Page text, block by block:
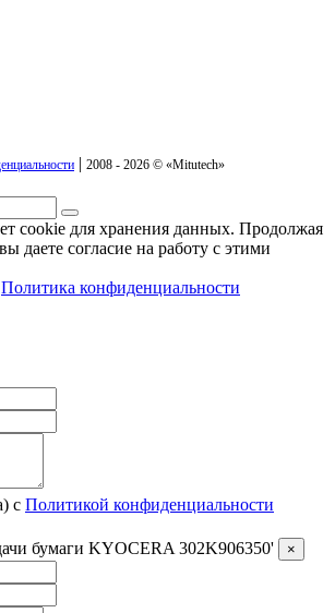
| 2008 - 2026 © «Mitutech»
cookie для хранения данных. Продолжая
даете согласие на работу с этими
Политика конфиденциальности
с Политикой конфиденциальности
бумаги KYOCERA 302K906350' ×